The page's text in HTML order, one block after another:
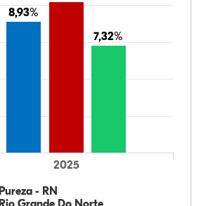
8,93%
8,93%
7,32%
7,32%
Pureza - RN
2025